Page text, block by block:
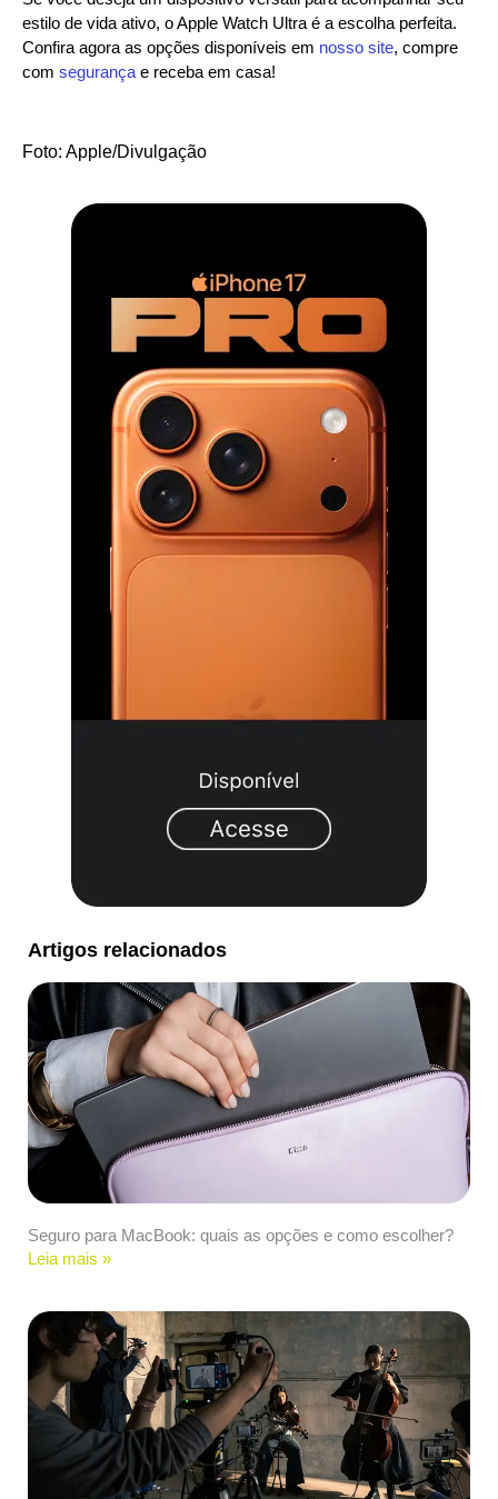
estilo de vida ativo, o Apple Watch Ultra é a escolha perfeita.
Confira agora as opções disponíveis em nosso site, compre
com segurança e receba em casa!
Foto: Apple/Divulgação
Artigos relacionados
Seguro para MacBook: quais as opções e como escolher?
Leia mais »